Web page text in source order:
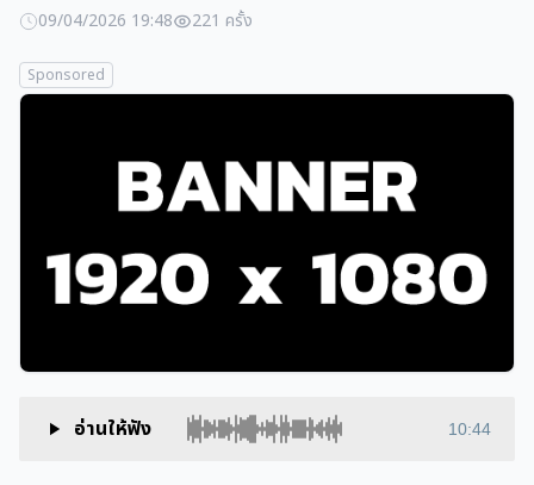
09/04/2026 19:48 221 ครั้ง
Sponsored
อ่านให้ฟัง 10:44